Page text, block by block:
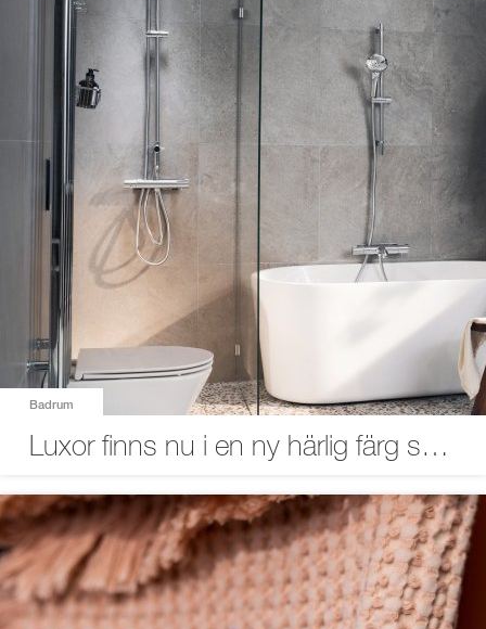
Badrum
Luxor finns nu i en ny härlig färg som för tankarna till naturen